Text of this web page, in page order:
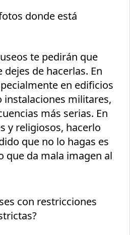
donde está
te pedirán que
de hacerlas. En
en edificios
instalaciones militares,
más serias. En
y religiosos, hacerlo
que no lo hagas es
que da mala imagen al
con restricciones